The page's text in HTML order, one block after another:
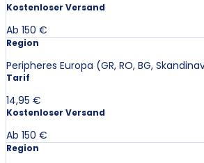
Kostenloser Versand
Ab 150 €
Region
Peripheres Europa (GR, RO, BG,
Tarif
14,95 €
Kostenloser Versand
Ab 150 €
Region